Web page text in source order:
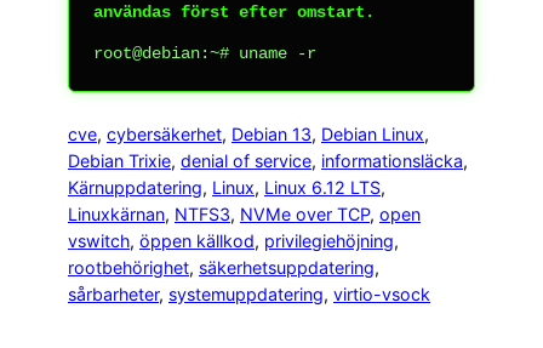
användas först efter omstart.
root@debian:~# uname -r
cve, cybersäkerhet, Debian 13, Debian Linux
Debian Trixie, denial of service, informationsläcka
Kärnuppdatering, Linux, Linux 6.12 LTS
Linuxkärnan, NTFS3, NVMe over TCP, open
vswitch, öppen källkod, privilegiehöjning
rootbehörighet, säkerhetsuppdatering
sårbarheter, systemuppdatering, virtio-vsock